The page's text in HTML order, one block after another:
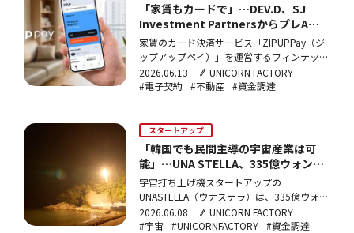
「家賃もカードで」…DEV.D、SJ
Investment PartnersからプレA資
金調達
家賃のカード決済サービス「ZIPUPPay（ジ
ップアップペイ）」を運営するフィンテック
企業DEV.D（デブディ）が、
SJInvestmentPartnersからプレAラウンドの
借主が貸主の個別の同意なしに…
2026.06.13
UNICORN FACTORY
#電子契約 #不動産 #資金調達
スタートアップ
「韓国でも民間主導の宇宙産業は可
能」…UNA STELLA、335億ウォン資
金調達
宇宙打ち上げ機スタートアップの
UNASTELLA（ウナステラ）は、335億ウォン
（約35億2,833万円）規模のシリーズBを調
達したと2日に発表した。累計調達額は615
2026.06.08
UNICORN FACTORY
#宇宙
#UNICORNFACTORY #資金調達